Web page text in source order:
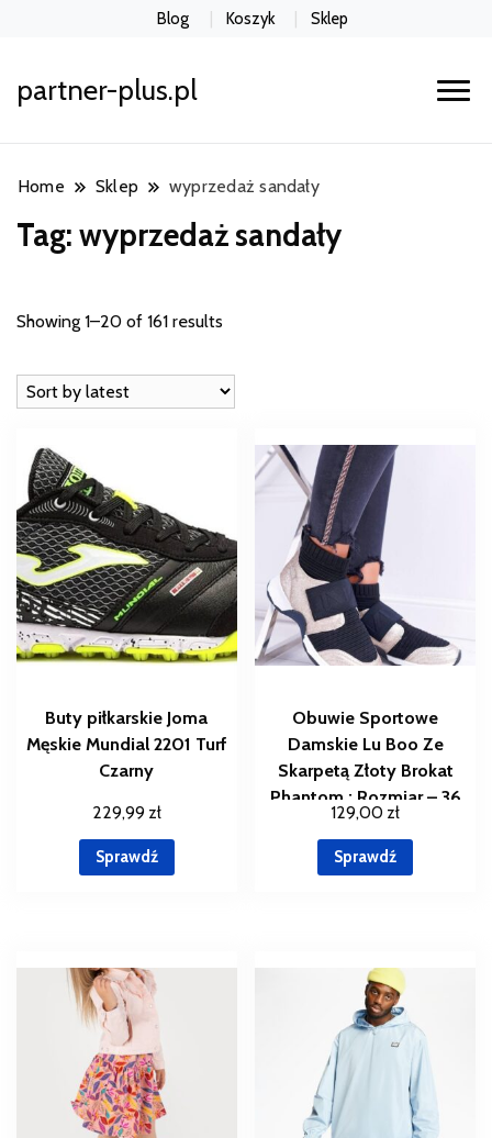
Blog Koszyk Sklep
partner-plus.pl
Home Sklep wyprzedaż sandały
Tag: wyprzedaż sandały
Showing 1–20 of 161 results
Buty piłkarskie Joma
Męskie Mundial 2201 Turf
Czarny
229,99 zł
Sprawdź
Obuwie Sportowe
Damskie Lu Boo Ze
Skarpetą Złoty Brokat
Phantom : Rozmiar – 36
129,00 zł
Sprawdź